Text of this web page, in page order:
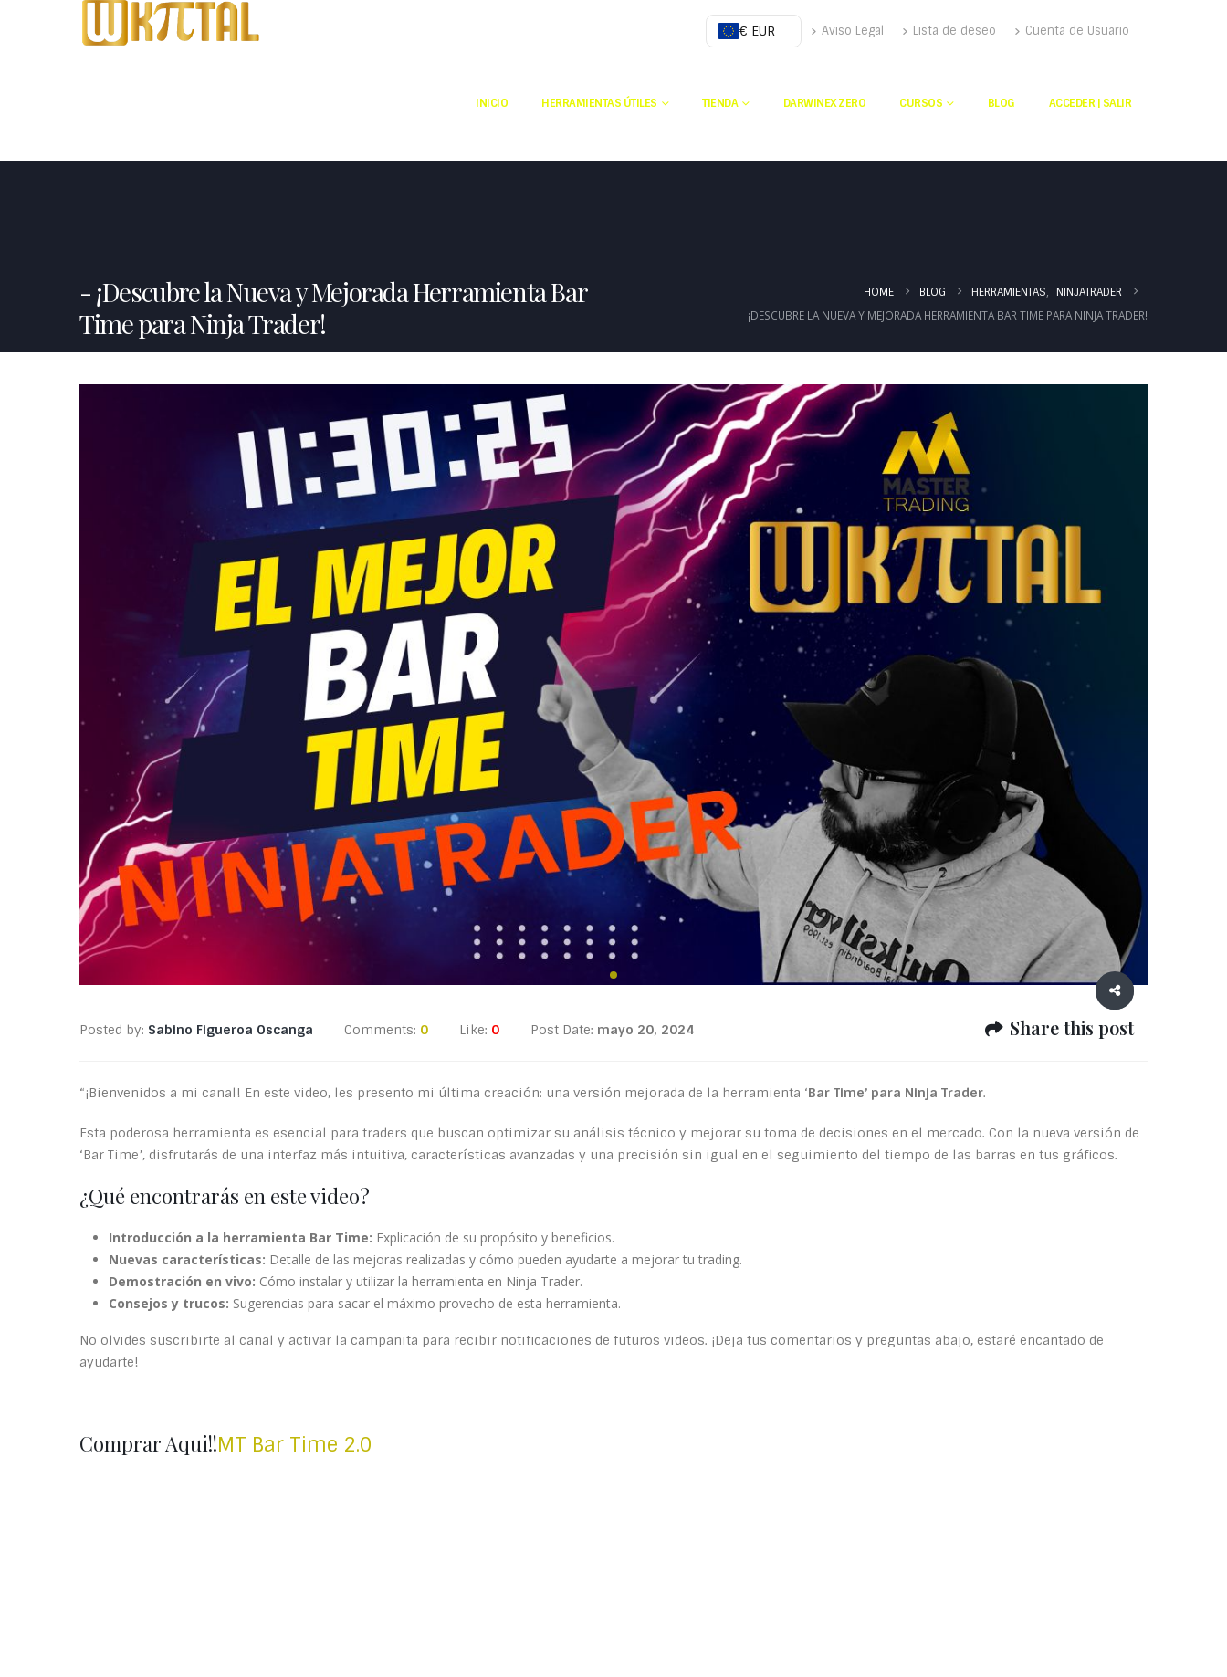
€ EUR Aviso Legal Lista de deseo Cuenta de Usuario
INICIO HERRAMIENTAS ÚTILES TIENDA DARWINEX ZERO CURSOS BLOG ACCEDER | SALIR
¡Descubre la Nueva y Mejorada Herramienta Bar
Time para Ninja Trader!
HOME BLOG HERRAMIENTAS
NINJATRADER
¡DESCUBRE LA NUEVA Y MEJORADA HERRAMIENTA BAR TIME PARA NINJA TRADER!
Share this post
Posted by: Sabino Figueroa Oscanga Comments: 0 Like: 0 Post Date: mayo 20, 2024
“¡Bienvenidos a mi canal! En este video, les presento mi última creación: una versión mejorada de la herramienta ‘Bar Time’ para Ninja Trader.
Esta poderosa herramienta es esencial para traders que buscan optimizar su análisis técnico y mejorar su toma de decisiones en el mercado. Con la nueva versión de
‘Bar Time’, disfrutarás de una interfaz más intuitiva, características avanzadas y una precisión sin igual en el seguimiento del tiempo de las barras en tus gráficos.
¿Qué encontrarás en este video?
Introducción a la herramienta Bar Time: Explicación de su propósito y beneficios.
Nuevas características: Detalle de las mejoras realizadas y cómo pueden ayudarte a mejorar tu trading.
Demostración en vivo: Cómo instalar y utilizar la herramienta en Ninja Trader.
Consejos y trucos: Sugerencias para sacar el máximo provecho de esta herramienta.
No olvides suscribirte al canal y activar la campanita para recibir notificaciones de futuros videos. ¡Deja tus comentarios y preguntas abajo, estaré encantado de
ayudarte!
Comprar Aqui!!MT Bar Time 2.0